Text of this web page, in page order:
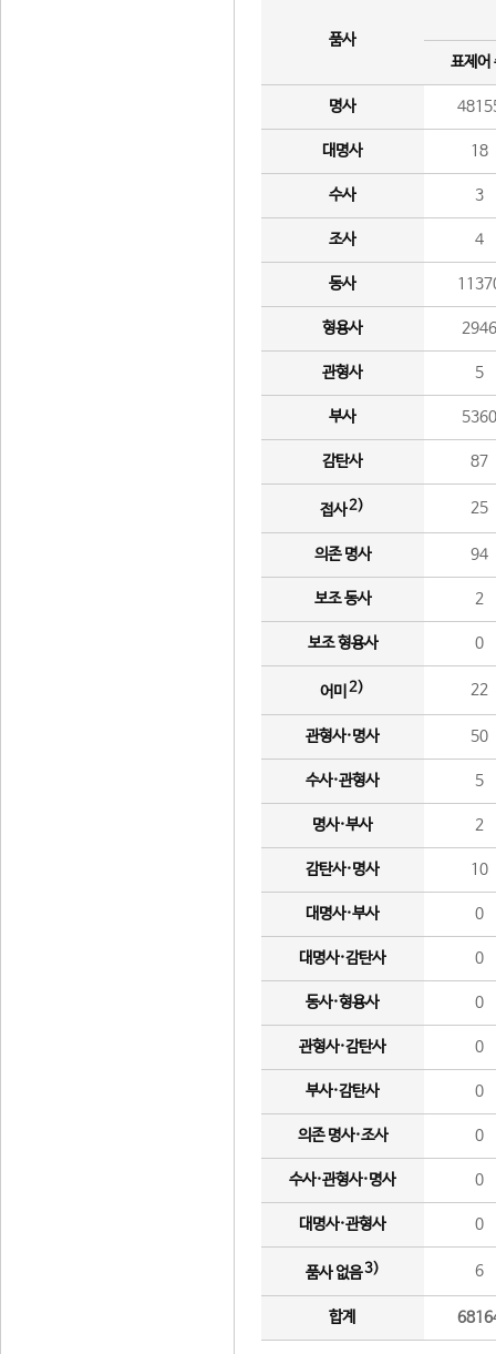
품사
표제어
명사
대명사 18
수사 3
조사 4
동사
형용사 2946
관형사 5
부사 5360
감탄사 87
접사2) 25
의존 명사 94
보조 동사 2
보조 형용사 0
어미 2) 22
관형사·명사 50
수사·관형사 5
명사·부사 2
감탄사·명사 10
대명사·부사 0
대명사·감탄사 0
동사·형용사 0
관형사·감탄사 0
부사·감탄사 0
의존 명사·조사 0
수사·관형사·명사 0
대명사·관형사 0
품사 없음3) 6
합계